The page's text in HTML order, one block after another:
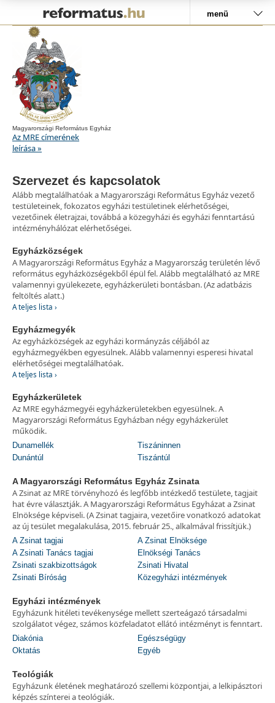
menü
Magyarországi Református Egyház
Az MRE címerének
leírása »
Szervezet és kapcsolatok
Alább megtalálhatóak a Magyarországi Református Egyház vezető
testületeinek, fokozatos egyházi testületinek elérhetőségei,
vezetőinek életrajzai, továbbá a közegyházi és egyházi fenntartású
intézményhálózat elérhetőségei.
Egyházközségek
A Magyarországi Református Egyház a Magyarország területén lévő
református egyházközségekből épül fel. Alább megtalálható az MRE
valamennyi gyülekezete, egyházkerületi bontásban. (Az adatbázis
feltöltés alatt.)
A teljes lista ›
Egyházmegyék
Az egyházközségek az egyházi kormányzás céljából az
egyházmegyékben egyesülnek. Alább valamennyi esperesi hivatal
elérhetőségei megtalálhatóak.
A teljes lista ›
Egyházkerületek
Az MRE egyházmegyéi egyházkerületekben egyesülnek. A
Magyarországi Református Egyházban négy egyházkerület
működik.
Dunamellék
Tiszáninnen
Dunántúl
Tiszántúl
A Magyarországi Református Egyház Zsinata
A Zsinat az MRE törvényhozó és legfőbb intézkedő testülete, tagjait
hat évre választják. A Magyarországi Református Egyházat a Zsinat
Elnöksége képviseli. (A Zsinat tagjaira, vezetőire vonatkozó adatokat
az új tesület megalakulása, 2015. február 25., alkalmával frissítjük.)
A Zsinat tagjai
A Zsinat Elnöksége
A Zsinati Tanács tagjai
Elnökségi Tanács
Zsinati szakbizottságok
Zsinati Hivatal
Zsinati Bíróság
Közegyházi intézmények
Egyházi intézmények
Egyházunk hitéleti tevékenysége mellett szerteágazó társadalmi
szolgálatot végez, számos közfeladatot ellátó intézményt is fenntart.
Diakónia
Egészségügy
Oktatás
Egyéb
Teológiák
Egyházunk életének meghatározó szellemi központjai, a lelkipásztori
képzés színterei a teológiák.